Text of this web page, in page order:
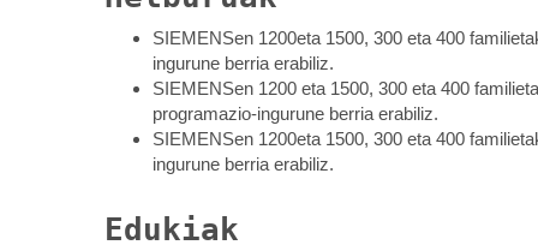
SIEMENSen 1200eta 1500, 300 eta 400
ingurune berria erabiliz.
SIEMENSen 1200 eta 1500, 300 eta 400
programazio-ingurune berria erabiliz.
SIEMENSen 1200eta 1500, 300 eta 400
ingurune berria erabiliz.
Edukiak